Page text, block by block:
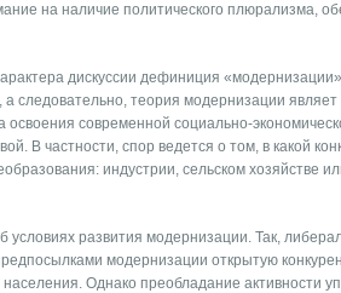
на наличие политического плюрализма,
дискуссии дефиниция
следовательно, теория модернизации являет
освоения современной социально-
В частности, спор ведется о том, в какой
индустрии, сельском хозяйстве
условиях развития модернизации. Так,
модернизации открытую
населения. Однако преобладание активности